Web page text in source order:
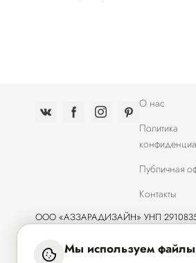
О нас
Политика
Публичная
Контакты
ООО «АЗЗАРАДИЗАЙН» УНП
Свидетельство о государственной
выдано Администрацией Ленинского
Мы используем